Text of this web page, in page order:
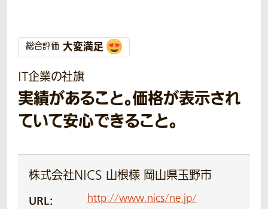
総合評価 大変満足
IT企業の社旗
実績があること。価格が表示され
ていて安心できること。
株式会社NICS 山根様 岡山県玉野市
URL： http://www.nics/ne.jp/